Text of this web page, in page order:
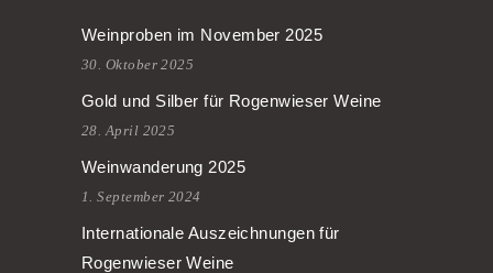
Weinproben im November 2025
30. Oktober 2025
Gold und Silber für Rogenwieser Weine
28. April 2025
Weinwanderung 2025
1. September 2024
Internationale Auszeichnungen für
Rogenwieser Weine